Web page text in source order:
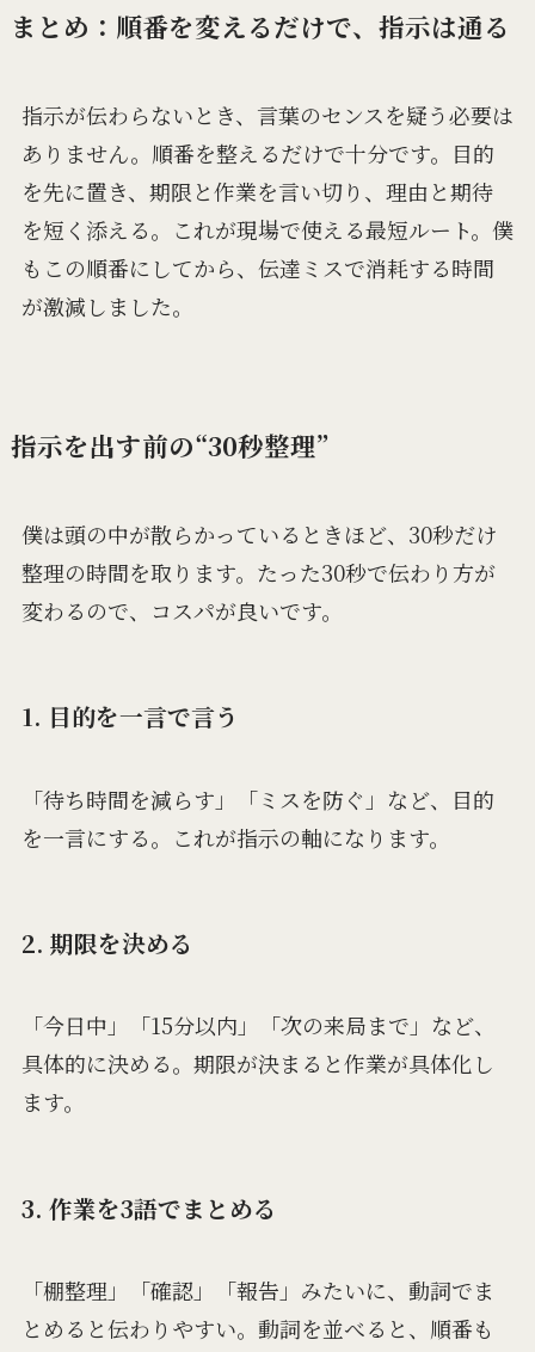
まとめ：順番を変えるだけで、指示は通る
指示が伝わらないとき、言葉のセンスを疑う必要は
ありません。順番を整えるだけで十分です。目的
を先に置き、期限と作業を言い切り、理由と期待
を短く添える。これが現場で使える最短ルート。僕
もこの順番にしてから、伝達ミスで消耗する時間
が激減しました。
指示を出す前の“30秒整理”
僕は頭の中が散らかっているときほど、30秒だけ
整理の時間を取ります。たった30秒で伝わり方が
変わるので、コスパが良いです。
1. 目的を一言で言う
「待ち時間を減らす」「ミスを防ぐ」など、目的
を一言にする。これが指示の軸になります。
2. 期限を決める
「今日中」「15分以内」「次の来局まで」など、
具体的に決める。期限が決まると作業が具体化し
ます。
3. 作業を3語でまとめる
「棚整理」「確認」「報告」みたいに、動詞でま
とめると伝わりやすい。動詞を並べると、順番も